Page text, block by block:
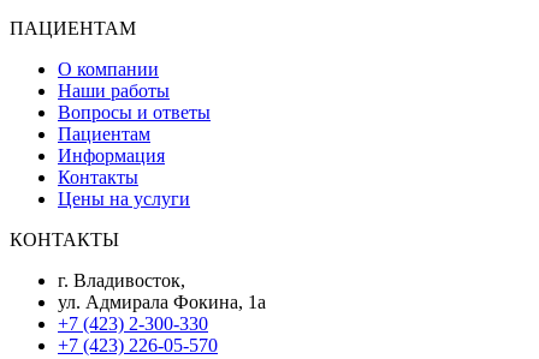
ПАЦИЕНТАМ
О компании
Наши работы
Вопросы и ответы
Пациентам
Информация
Контакты
Цены на услуги
КОНТАКТЫ
г. Владивосток,
ул. Адмирала Фокина, 1а
+7 (423) 2-300-330
+7 (423) 226-05-570